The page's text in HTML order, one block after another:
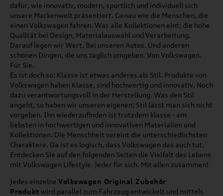
dafür, wie innovativ, modern, sportlich und individuell sich
unsere Markenwelt präsentiert. Genau wie die Menschen, die
einen Volkswagen fahren. Was alle Kollektionen eint: die hohe
Qualität bei Design, Materialauswahl und Verarbeitung.
Darauf legen wir Wert. Bei unseren Autos. Und anderen
schönen Dingen, die uns täglich umgeben. Von Volkswagen.
Für Sie.
Es ist doch so: Klasse ist etwas anderes als Stil. Produkte von
Volkswagen haben Klasse, sind hochwertig und innovativ. Noch
dazu verantwortungsvoll in der Herstellung. Was den Stil
angeht, so haben wir unseren eigenen; Stil lässt man sich nicht
vorgeben. Ihn wiederzufinden ist trotzdem klasse - am
liebsten in hochwertigen und innovativen Materialien und
Kollektionen. Die Menschheit vereint die unterschiedlichsten
Charaktere. Da ist es logisch, dass Volkswagen das auch tut.
Entdecken Sie auf den folgenden Seiten die Vielfalt des Lebens
mit Volkswagen Lifestyle. Jeder für sich. Mit allen zusammen!
Jedes einzelne Volkswagen Original Zubehör
Produkt wird parallel zum Fahrzeug entwickelt und mittels